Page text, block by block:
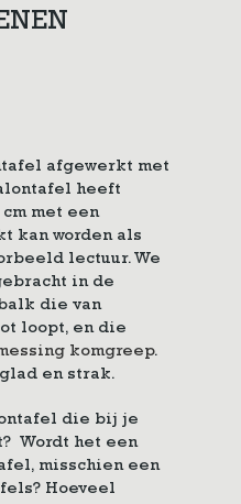
afgewerkt met
heeft
met een
kan worden als
lectuur. We
in de
die van
loopt, en die
komgreep.
en strak.
die bij je
Wordt het een
misschien een
Hoeveel